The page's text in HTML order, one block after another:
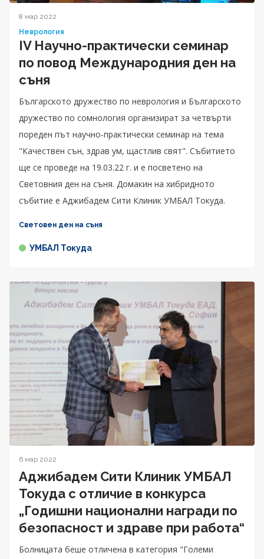
8 мар 2022
Неврология
IV Научно-практически семинар
по повод Международния ден на
съня
Българското дружество по неврология и Българското
дружество по сомнология организират за четвърти
пореден път научно-практически семинар на тема
"Качествен сън, здрав ум, щастлив свят". Събитието
ще се проведе на 19.03.22 г. и е посветено на
Световния ден на съня. Домакин на хибридното
събитие е Аджибадем Сити Клиник УМБАЛ Токуда.
Световен ден на съня
УМБАЛ Токуда
6 мар 2022
Аджибадем Сити Клиник УМБАЛ
Токуда с отличие в конкурса
„Годишни национални награди по
безопасност и здраве при работа“
Болницата беше отличена в категория "Големи